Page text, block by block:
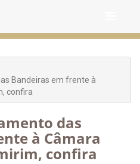
Bandeiras em frente à
confira
das
à Câmara
confira